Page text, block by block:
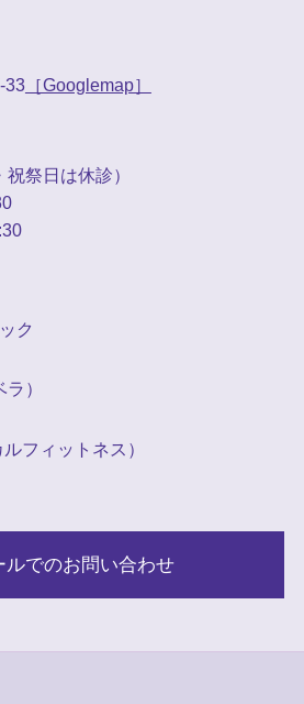
33［Googlemap］
祭日は休診）
ク
）
フィットネス）
ルでのお問い合わせ